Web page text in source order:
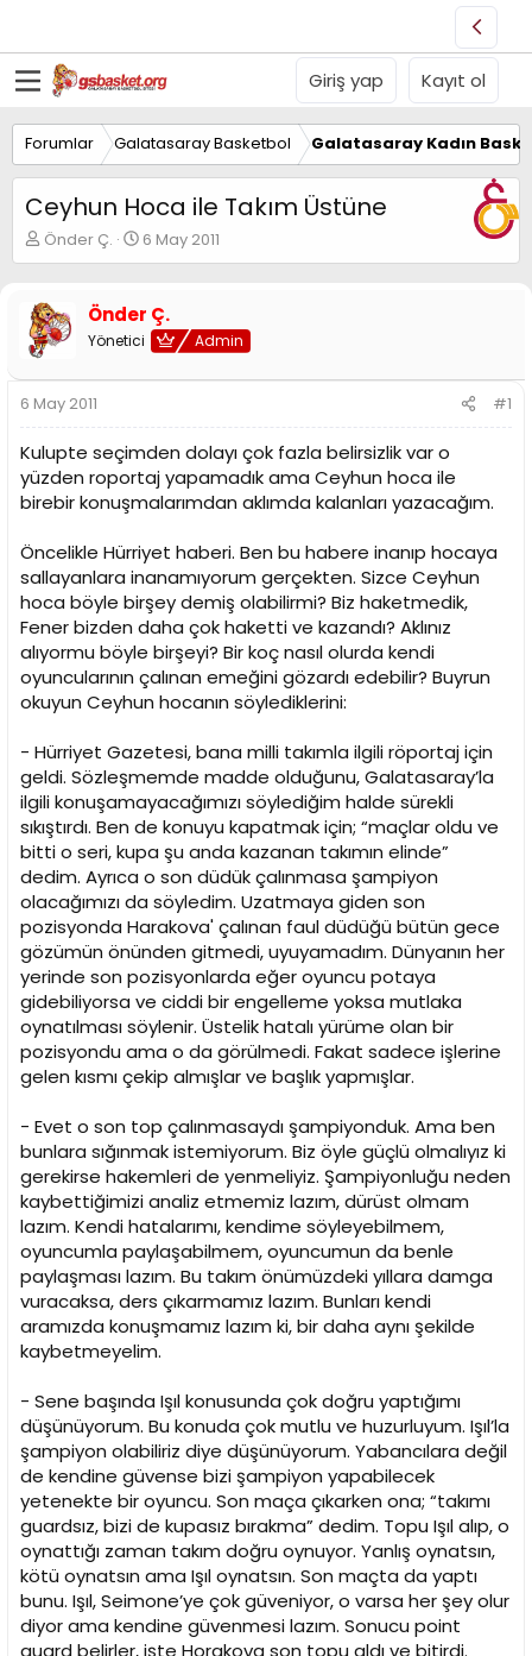
Giriş yap Kayıt ol
Forumlar Galatasaray Basketbol Galatasaray Kadın
Ceyhun Hoca ile Takım Üstüne
K
o
u
y
u
a
ş
l
a
t
a
n
Önder Ç.
B
a
a
n
ı
t
a
r
i
h
6 May 2011
Önder Ç.
Yönetici Admin
6 May 2011 #1
Kulupte seçimden dolayı çok fazla belirsizlik var o
yüzden roportaj yapamadık ama Ceyhun hoca ile
birebir konuşmalarımdan aklımda kalanları yazacağım.
Öncelikle Hürriyet haberi. Ben bu habere inanıp hocaya
sallayanlara inanamıyorum gerçekten. Sizce Ceyhun
hoca böyle birşey demiş olabilirmi? Biz haketmedik,
Fener bizden daha çok haketti ve kazandı? Aklınız
alıyormu böyle birşeyi? Bir koç nasıl olurda kendi
oyuncularının çalınan emeğini gözardı edebilir? Buyrun
okuyun Ceyhun hocanın söylediklerini:
- Hürriyet Gazetesi, bana milli takımla ilgili röportaj için
geldi. Sözleşmemde madde olduğunu, Galatasaray’la
ilgili konuşamayacağımızı söylediğim halde sürekli
sıkıştırdı. Ben de konuyu kapatmak için; “maçlar oldu ve
bitti o seri, kupa şu anda kazanan takımın elinde”
dedim. Ayrıca o son düdük çalınmasa şampiyon
olacağımızı da söyledim. Uzatmaya giden son
pozisyonda Harakova' çalınan faul düdüğü bütün gece
gözümün önünden gitmedi, uyuyamadım. Dünyanın her
yerinde son pozisyonlarda eğer oyuncu potaya
gidebiliyorsa ve ciddi bir engelleme yoksa mutlaka
oynatılması söylenir. Üstelik hatalı yürüme olan bir
pozisyondu ama o da görülmedi. Fakat sadece işlerine
gelen kısmı çekip almışlar ve başlık yapmışlar.
- Evet o son top çalınmasaydı şampiyonduk. Ama ben
bunlara sığınmak istemiyorum. Biz öyle güçlü olmalıyız ki
gerekirse hakemleri de yenmeliyiz. Şampiyonluğu neden
kaybettiğimizi analiz etmemiz lazım, dürüst olmam
lazım. Kendi hatalarımı, kendime söyleyebilmem,
oyuncumla paylaşabilmem, oyuncumun da benle
paylaşması lazım. Bu takım önümüzdeki yıllara damga
vuracaksa, ders çıkarmamız lazım. Bunları kendi
aramızda konuşmamız lazım ki, bir daha aynı şekilde
kaybetmeyelim.
- Sene başında Işıl konusunda çok doğru yaptığımı
düşünüyorum. Bu konuda çok mutlu ve huzurluyum. Işıl’la
şampiyon olabiliriz diye düşünüyorum. Yabancılara değil
de kendine güvense bizi şampiyon yapabilecek
yetenekte bir oyuncu. Son maça çıkarken ona; “takımı
guardsız, bizi de kupasız bırakma” dedim. Topu Işıl alıp, o
oynattığı zaman takım doğru oynuyor. Yanlış oynatsın,
kötü oynatsın ama Işıl oynatsın. Son maçta da yaptı
bunu. Işıl, Seimone’ye çok güveniyor, o varsa her şey olur
diyor ama kendine güvenmesi lazım. Sonucu point